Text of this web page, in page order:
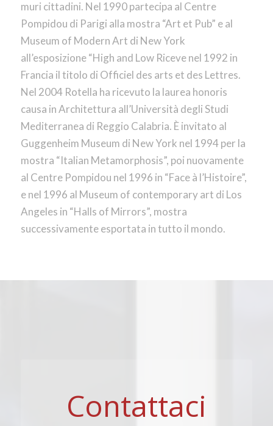
muri cittadini. Nel 1990 partecipa al Centre
Pompidou di Parigi alla mostra “Art et Pub” e al
Museum of Modern Art di New York
all’esposizione “High and Low Riceve nel 1992 in
Francia il titolo di Officiel des arts et des Lettres.
Nel 2004 Rotella ha ricevuto la laurea honoris
causa in Architettura all’Università degli Studi
Mediterranea di Reggio Calabria. È invitato al
Guggenheim Museum di New York nel 1994 per la
mostra “Italian Metamorphosis”, poi nuovamente
al Centre Pompidou nel 1996 in “Face à l’Histoire”,
e nel 1996 al Museum of contemporary art di Los
Angeles in “Halls of Mirrors”, mostra
successivamente esportata in tutto il mondo.
Contattaci